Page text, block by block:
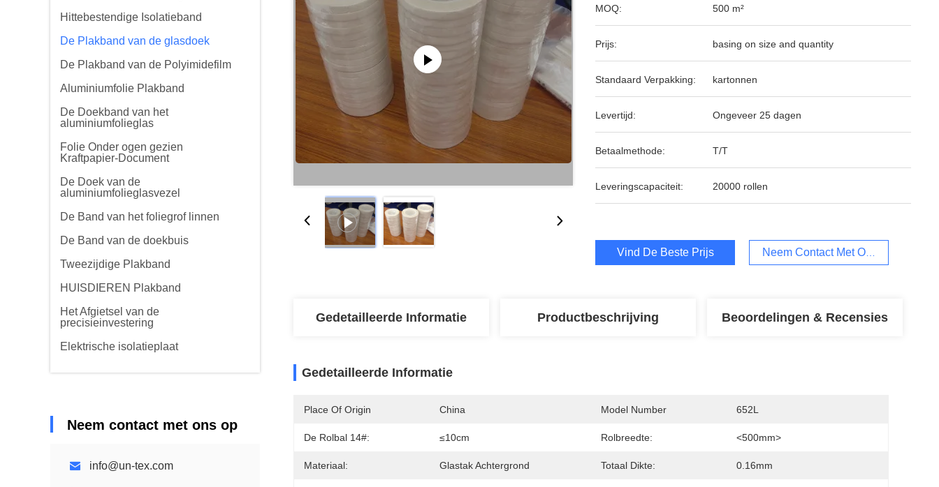
Hittebestendige Isolatieband
De Plakband van de glasdoek
De Plakband van de Polyimidefilm
Aluminiumfolie Plakband
De Doekband van het
aluminiumfolieglas
Folie Onder ogen gezien
Kraftpapier-Document
De Doek van de
aluminiumfolieglasvezel
De Band van het foliegrof linnen
De Band van de doekbuis
Tweezijdige Plakband
HUISDIEREN Plakband
Het Afgietsel van de
precisieinvestering
Elektrische isolatieplaat
Neem contact met ons op
info@un-tex.com
MOQ: 500 m²
Prijs: basing on size and quantity
Standaard Verpakking: kartonnen
Levertijd: Ongeveer 25 dagen
Betaalmethode: T/T
Leveringscapaciteit: 20000 rollen
Vind De Beste Prijs Neem Contact Met Ons Op
Gedetailleerde Informatie Productbeschrijving Beoordelingen & Recensies
Gedetailleerde Informatie
Place Of Origin China Model Number 652L
De Rolbal 14#: ≤10cm Rolbreedte: <500mm>
Materiaal: Glastak Achtergrond Totaal Dikte: 0.16mm